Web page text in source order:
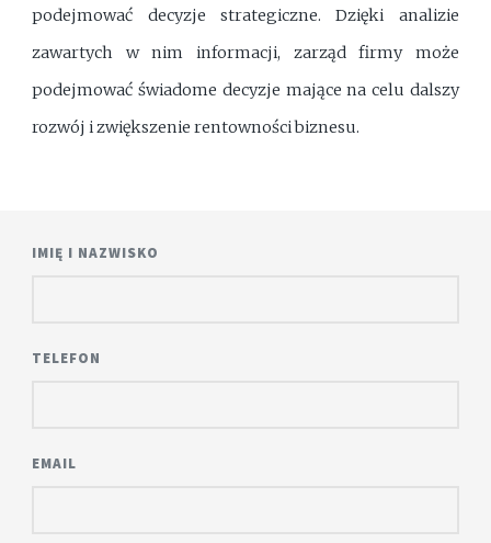
podejmować decyzje strategiczne. Dzięki analizie
zawartych w nim informacji, zarząd firmy może
podejmować świadome decyzje mające na celu dalszy
rozwój i zwiększenie rentowności biznesu.
IMIĘ I NAZWISKO
TELEFON
EMAIL